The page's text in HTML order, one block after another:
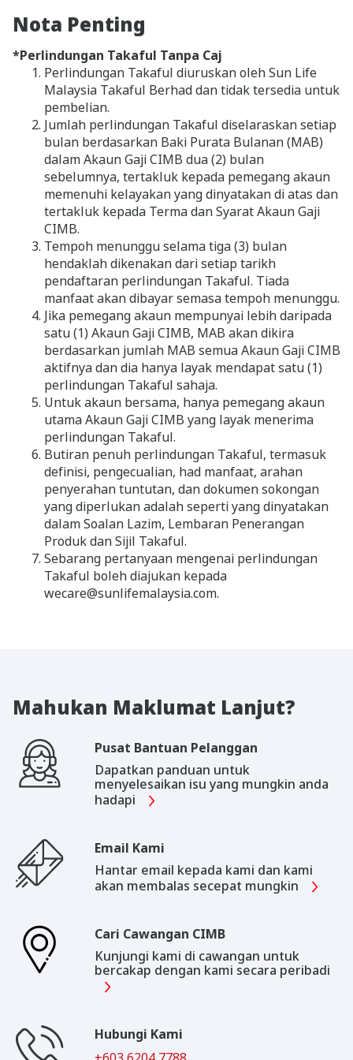
Nota Penting
*Perlindungan Takaful Tanpa Caj
Perlindungan Takaful diuruskan oleh Sun Life
Malaysia Takaful Berhad dan tidak tersedia untuk
pembelian.
Jumlah perlindungan Takaful diselaraskan setiap
bulan berdasarkan Baki Purata Bulanan (MAB)
dalam Akaun Gaji CIMB dua (2) bulan
sebelumnya, tertakluk kepada pemegang akaun
memenuhi kelayakan yang dinyatakan di atas dan
tertakluk kepada Terma dan Syarat Akaun Gaji
CIMB.
Tempoh menunggu selama tiga (3) bulan
hendaklah dikenakan dari setiap tarikh
pendaftaran perlindungan Takaful. Tiada
manfaat akan dibayar semasa tempoh menunggu.
Jika pemegang akaun mempunyai lebih daripada
satu (1) Akaun Gaji CIMB, MAB akan dikira
berdasarkan jumlah MAB semua Akaun Gaji CIMB
aktifnya dan dia hanya layak mendapat satu (1)
perlindungan Takaful sahaja.
Untuk akaun bersama, hanya pemegang akaun
utama Akaun Gaji CIMB yang layak menerima
perlindungan Takaful.
Butiran penuh perlindungan Takaful, termasuk
definisi, pengecualian, had manfaat, arahan
penyerahan tuntutan, dan dokumen sokongan
yang diperlukan adalah seperti yang dinyatakan
dalam Soalan Lazim, Lembaran Penerangan
Produk dan Sijil Takaful.
Sebarang pertanyaan mengenai perlindungan
Takaful boleh diajukan kepada
wecare@sunlifemalaysia.com.
Mahukan Maklumat Lanjut?
Pusat Bantuan Pelanggan
Dapatkan panduan untuk
menyelesaikan isu yang mungkin anda
hadapi
Email Kami
Hantar email kepada kami dan kami
akan membalas secepat mungkin
Cari Cawangan CIMB
Kunjungi kami di cawangan untuk
bercakap dengan kami secara peribadi
Hubungi Kami